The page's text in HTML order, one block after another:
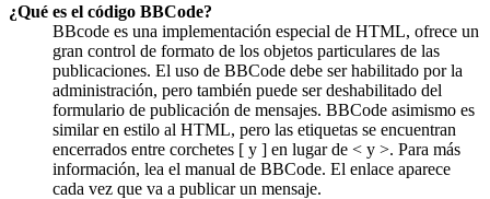
¿Qué es el código BBCode?
BBcode es una implementación especial de HTML, ofrece un
gran control de formato de los objetos particulares de las
publicaciones. El uso de BBCode debe ser habilitado por la
administración, pero también puede ser deshabilitado del
formulario de publicación de mensajes. BBCode asimismo es
similar en estilo al HTML, pero las etiquetas se encuentran
encerrados entre corchetes [ y ] en lugar de < y >. Para más
información, lea el manual de BBCode. El enlace aparece
cada vez que va a publicar un mensaje.